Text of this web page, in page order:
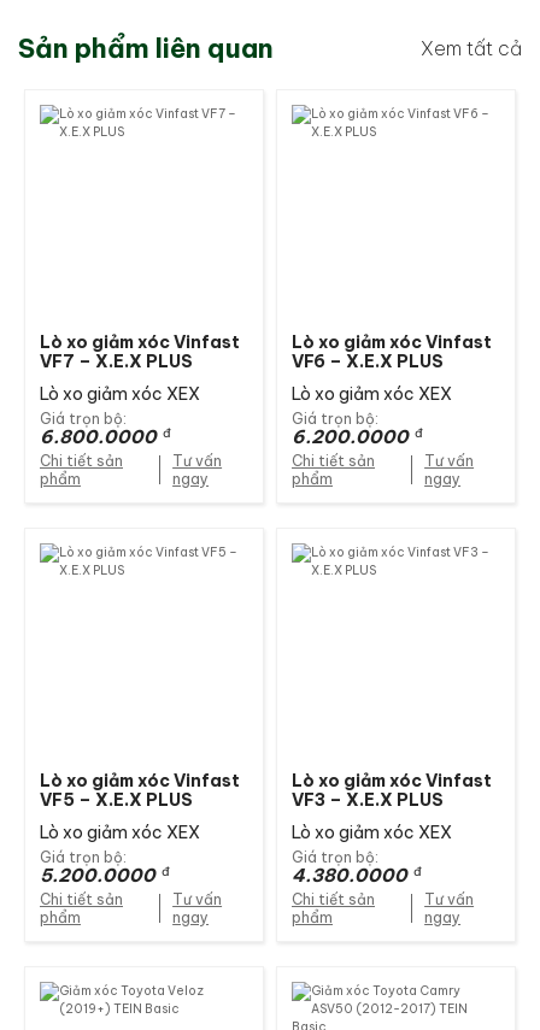
Sản phẩm liên quan Xem tất cả
Lò xo giảm xóc Vinfast
VF7 – X.E.X PLUS
Lò xo giảm xóc XEX
Giá trọn bộ:
6.800.0000 đ
Chi tiết sản
phẩm
Tư vấn
ngay
Lò xo giảm xóc Vinfast
VF6 – X.E.X PLUS
Lò xo giảm xóc XEX
Giá trọn bộ:
6.200.0000 đ
Chi tiết sản
phẩm
Tư vấn
ngay
Lò xo giảm xóc Vinfast
VF5 – X.E.X PLUS
Lò xo giảm xóc XEX
Giá trọn bộ:
5.200.0000 đ
Chi tiết sản
phẩm
Tư vấn
ngay
Lò xo giảm xóc Vinfast
VF3 – X.E.X PLUS
Lò xo giảm xóc XEX
Giá trọn bộ:
4.380.0000 đ
Chi tiết sản
phẩm
Tư vấn
ngay